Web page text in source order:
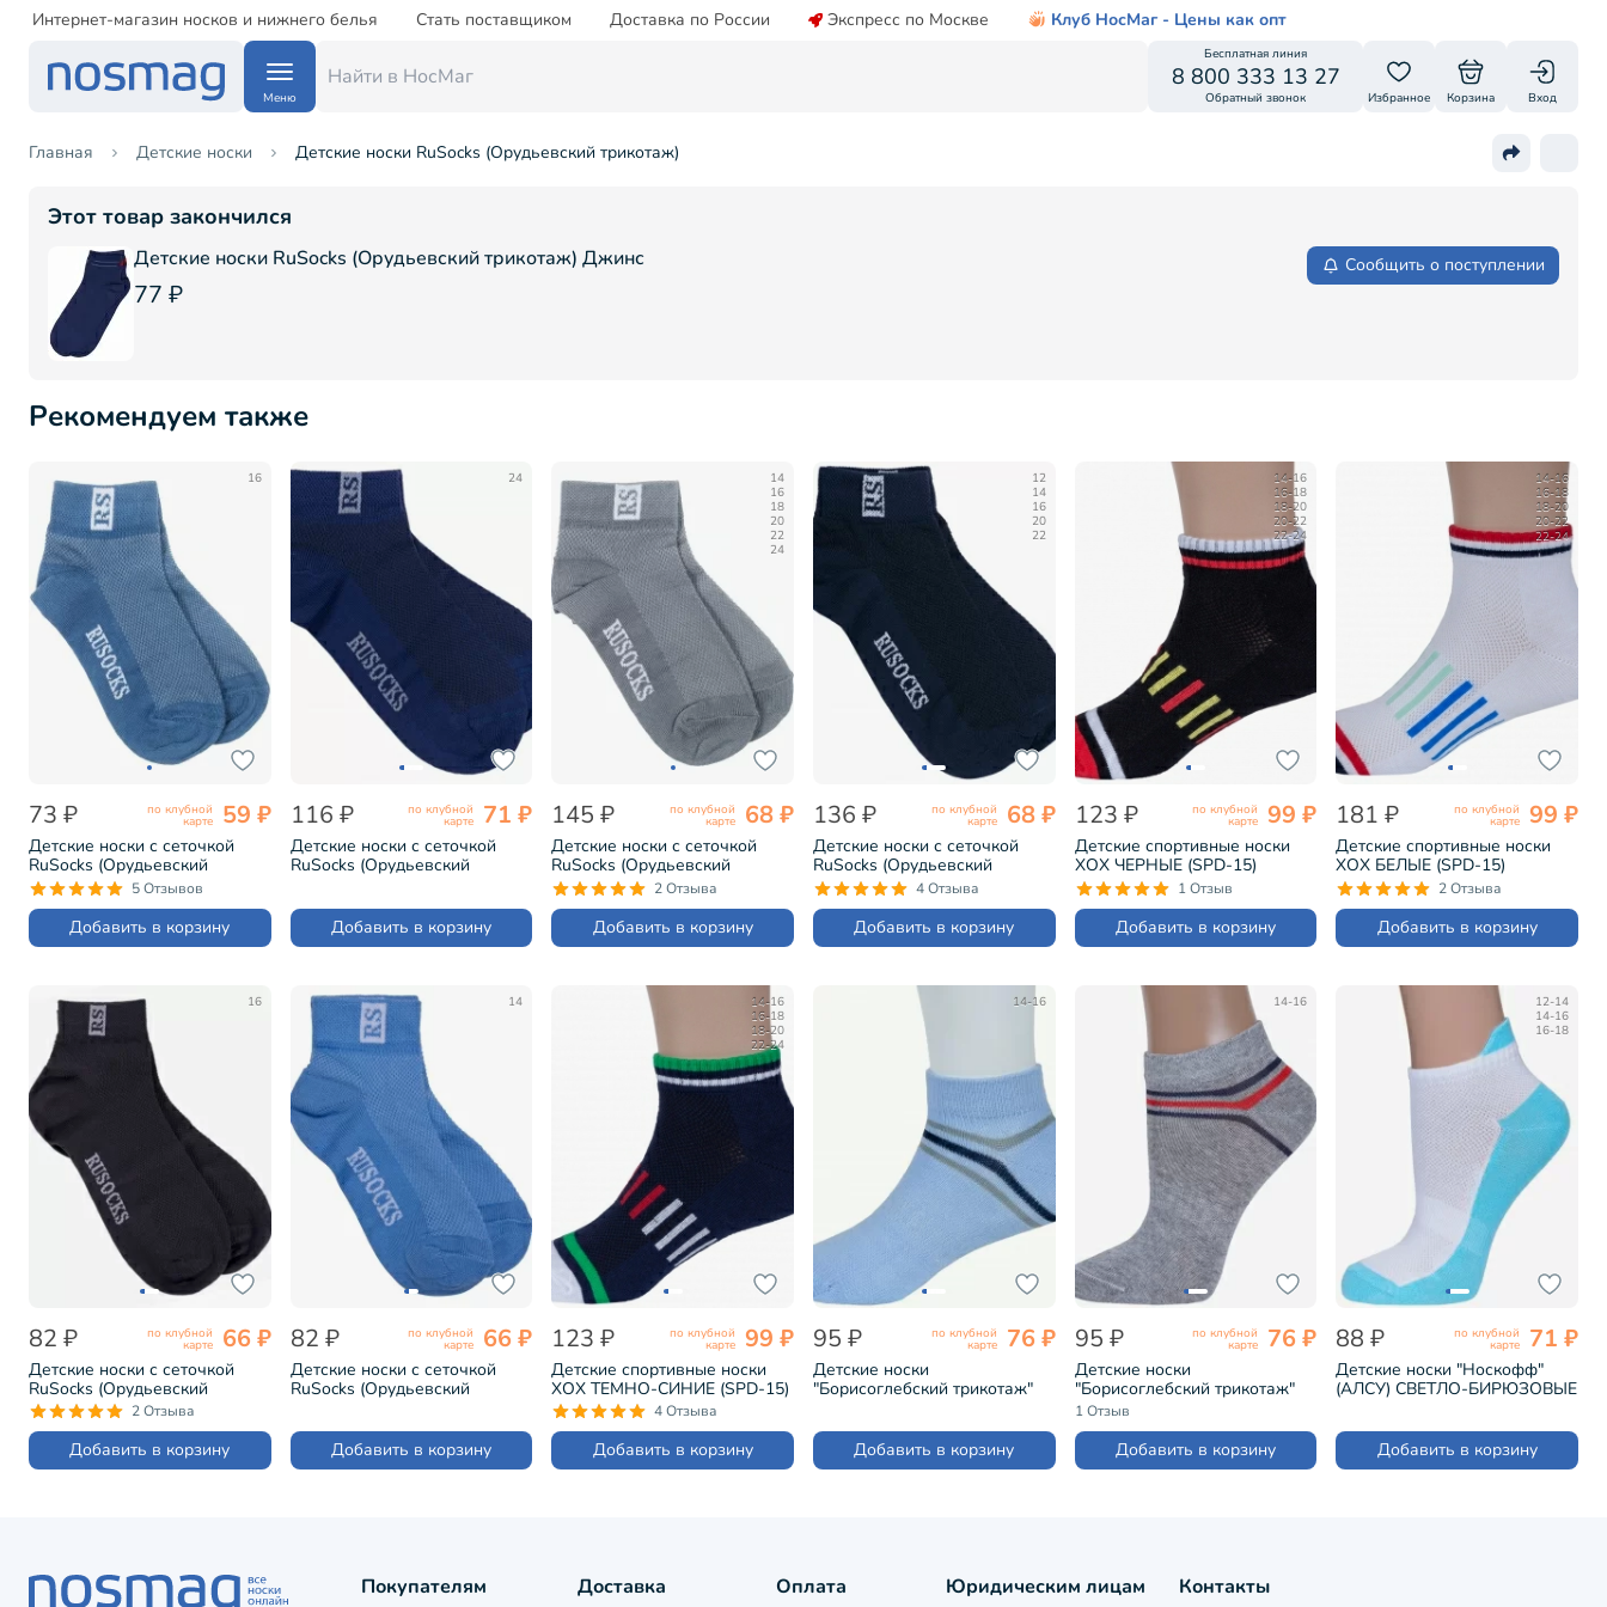
Интернет-магазин носков и нижнего белья Стать поставщиком Доставка по России Экспресс по Москве Клуб НосМаг - Цены как опт
Меню
Бесплатная линия
8 800 333 13 27
Обратный звонок Избранное Корзина Вход
Главная Детские носки Детские носки RuSocks (Орудьевский трикотаж)
Этот товар закончился
Детские носки RuSocks (Орудьевский трикотаж) Джинс
77 ₽
Сообщить о поступлении
Рекомендуем также
16
73 ₽ по клубной
карте 59 ₽
Детские носки с сеточкой
RuSocks (Орудьевский
трикотаж) ДЖИНС (Д-36)
5 Отзывов
Добавить в корзину
24
116 ₽ по клубной
карте 71 ₽
Детские носки с сеточкой
RuSocks (Орудьевский
ДЖИНСОВЫЕ (Д-36)
Добавить в корзину
14
16
18
20
22
24
145 ₽ по клубной
карте 68 ₽
Детские носки с сеточкой
RuSocks (Орудьевский
трикотаж) СЕРЫЕ (Д-36)
2 Отзыва
Добавить в корзину
12
14
16
20
22
136 ₽ по клубной
карте 68 ₽
Детские носки с сеточкой
RuSocks (Орудьевский
трикотаж) ТЕМНО-СИНИЕ
(Д-36)
4 Отзыва
Добавить в корзину
14-16
16-18
18-20
20-22
22-24
123 ₽ по клубной
карте 99 ₽
Детские спортивные носки
ХОХ ЧЕРНЫЕ (SPD-15)
1 Отзыв
Добавить в корзину
14-16
16-18
18-20
20-22
22-24
181 ₽ по клубной
карте 99 ₽
Детские спортивные носки
ХОХ БЕЛЫЕ (SPD-15)
2 Отзыва
Добавить в корзину
16
82 ₽ по клубной
карте 66 ₽
Детские носки с сеточкой
RuSocks (Орудьевский
трикотаж) ТЕМНО-СЕРЫЕ
(Д-36)
2 Отзыва
Добавить в корзину
14
82 ₽ по клубной
карте 66 ₽
Детские носки с сеточкой
RuSocks (Орудьевский
(Д-36)
Добавить в корзину
14-16
16-18
18-20
22-24
123 ₽ по клубной
карте 99 ₽
Детские спортивные носки
ХОХ ТЕМНО-СИНИЕ (SPD-15)
4 Отзыва
Добавить в корзину
14-16
95 ₽ по клубной
карте 76 ₽
Детские носки
"Борисоглебский трикотаж"
Добавить в корзину
14-16
95 ₽ по клубной
карте 76 ₽
Детские носки
"Борисоглебский трикотаж"
№23 СЕРЫЕ (8С1801-К)
1 Отзыв
Добавить в корзину
12-14
14-16
16-18
88 ₽ по клубной
карте 71 ₽
Детские носки "Носкофф"
(АЛСУ) СВЕТЛО-БИРЮЗОВЫЕ
Добавить в корзину
Покупателям Доставка Оплата Юридическим лицам Контакты